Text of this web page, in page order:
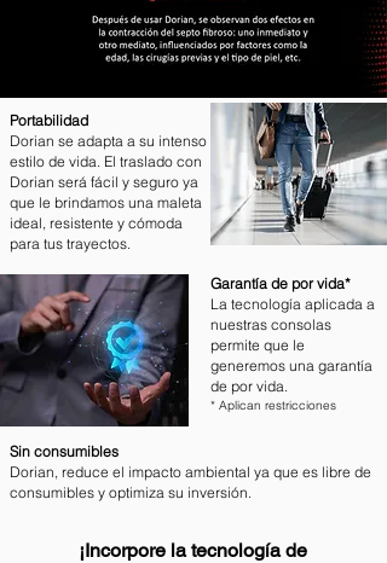
Portabilidad
Dorian se adapta a su intenso
estilo de vida. El traslado con
Dorian será fácil y seguro ya
que le brindamos una maleta
ideal, resistente y cómoda
para tus trayectos.
Garantía de por vida*
La tecnología aplicada a
nuestras consolas
permite que le
generemos una garantía
de por vida.
* Aplican restricciones
Sin consumibles
Dorian, reduce el impacto ambiental ya que es libre de
consumibles y optimiza su inversión.
¡Incorpore la tecnología de